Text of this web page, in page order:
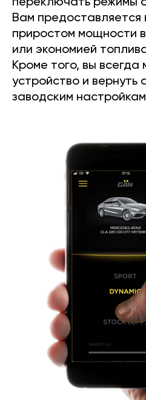
переключать режимы
Вам
приростом мощности в
или экономией
Кроме того, вы
устройство и вернуть
заводским